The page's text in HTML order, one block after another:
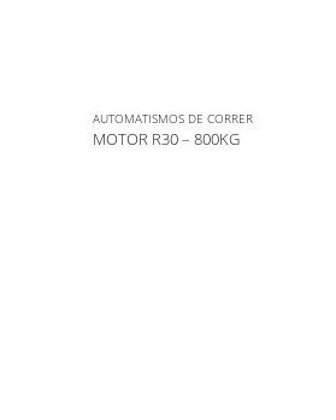
AUTOMATISMOS DE CORRER
MOTOR R30 – 800KG